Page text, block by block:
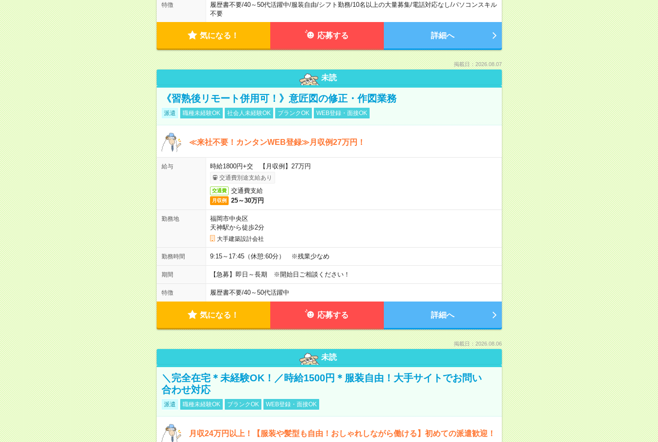
特徴 履歴書不要/40～50代活躍中/服装自由/シフト勤務/10名以上の大量募集/電話対応なし/パソコンスキル
不要
気になる！ 応募する 詳細へ
掲載日：2026.08.07
未読
《習熟後リモート併用可！》意匠図の修正・作図業務
派遣 職種未経験OK 社会人未経験OK ブランクOK WEB登録・面接OK
≪来社不要！カンタンWEB登録≫月収例27万円！
給与 時給1800円+交 【月収例】27万円
交通費別途支給あり
交通費 交通費支給
月収例 25～30万円
勤務地
福岡市中央区
天神駅から徒歩2分
大手建築設計会社
勤務時間 9:15～17:45（休憩:60分） ※残業少なめ
期間 【急募】即日～長期 ※開始日ご相談ください！
特徴 履歴書不要/40～50代活躍中
気になる！ 応募する 詳細へ
掲載日：2026.08.06
未読
＼完全在宅＊未経験OK！／時給1500円＊服装自由！大手サイトでお問い
合わせ対応
派遣 職種未経験OK ブランクOK WEB登録・面接OK
月収24万円以上！【服装や髪型も自由！おしゃれしながら働ける】初めての派遣歓迎！